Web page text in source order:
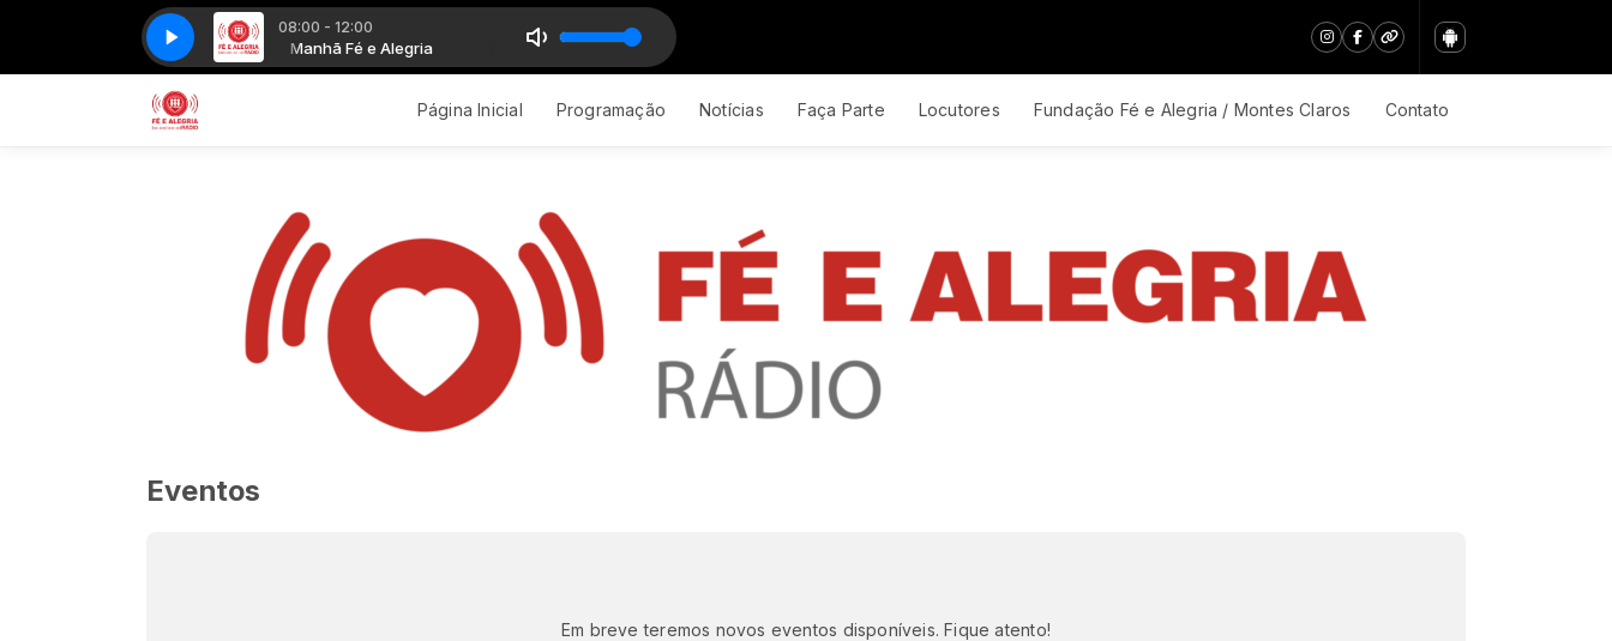
08:00 - 12:00
Manhã Fé e Alegria Manhã Fé e Alegria
Bom - Part. Maiara e Maraisa(MP3_128K)Diego _ Victor Hugo - Conselho Bom - Part. Maiara e Maraisa(MP3_128K)
Página Inicial Programação Notícias Faça Parte Locutores Fundação Fé e Alegria / Montes Claros Contato
Eventos
Em breve teremos novos eventos disponíveis. Fique atento!